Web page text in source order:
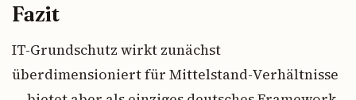
Fazit
IT-Grundschutz wirkt zunächst
überdimensioniert für Mittelstand-Verhältnisse